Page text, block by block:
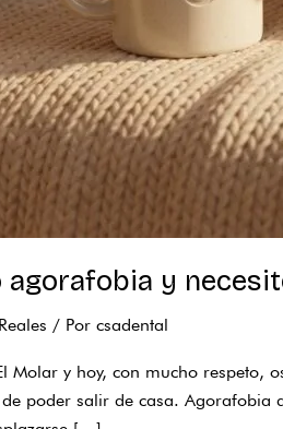
agorafobia y
/ Por csadental
Molar y hoy, con mucho respeto,
poder salir de casa. Agorafobia